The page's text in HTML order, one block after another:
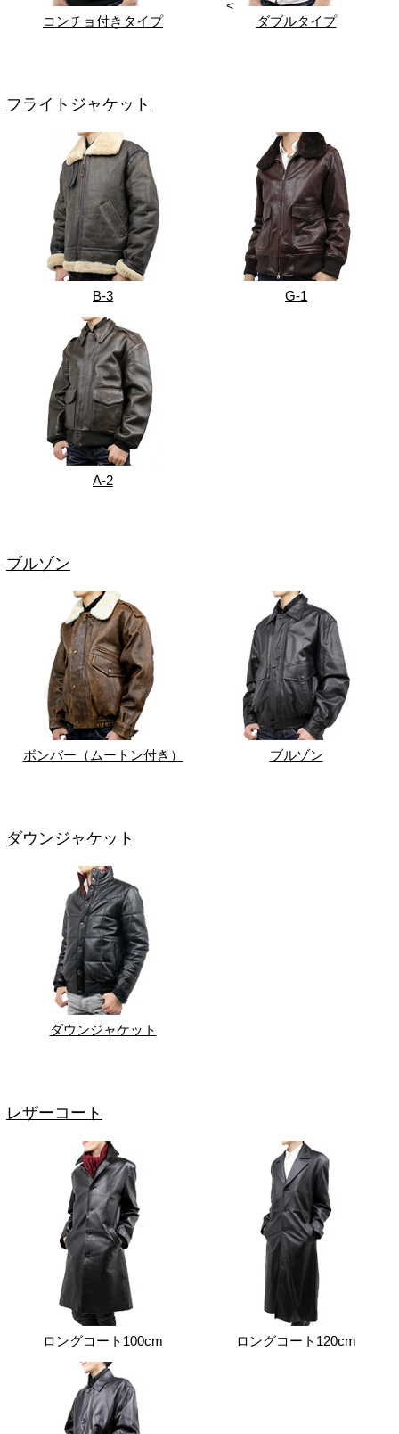
コンチョ付きタイプ
<
ダブルタイプ
フライトジャケット
B-3 G-1
A-2
ブルゾン
ボンバー（ムートン付き） ブルゾン
ダウンジャケット
ダウンジャケット
レザーコート
ロングコート100cm ロングコート120cm